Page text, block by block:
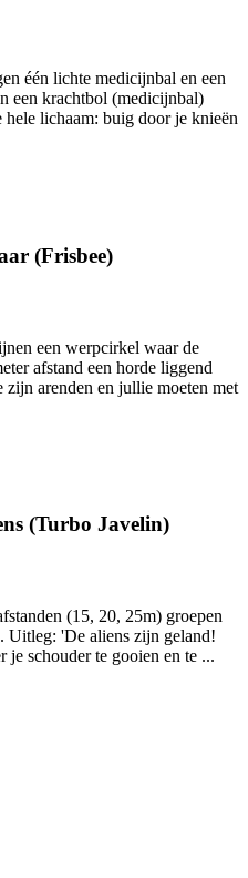
één lichte medicijnbal en een
een krachtbol (medicijnbal)
lichaam: buig door je knieën
(Frisbee)
een werpcirkel waar de
afstand een horde liggend
arenden en jullie moeten met
(Turbo Javelin)
(15, 20, 25m) groepen
Uitleg: 'De aliens zijn geland!
je schouder te gooien en te ...